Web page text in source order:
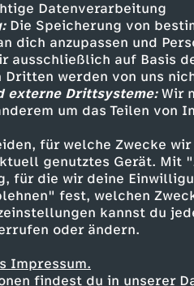
Datenverarbeitung
Die Speicherung von
dich anzupassen und
ausschließlich auf Basis
Dritten werden von uns
externe Drittsysteme:Wir
um das Teilen von
für welche Zwecke
genutztes Gerät. Mit
für die wir deine
fest, welchen
kannst du
oder ändern.
Impressum.
findest du in unserer
Wem gehört
wem ihr
A
m
P
u
l
Stadt - Land:
besser?
Unter
M
e
i
n
Da geht
a
s
p
Wenn Filme
Specogna